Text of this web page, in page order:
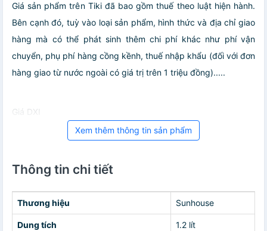
Giá sản phẩm trên Tiki đã bao gồm thuế theo luật hiện hành.
Bên cạnh đó, tuỳ vào loại sản phẩm, hình thức và địa chỉ giao
hàng mà có thể phát sinh thêm chi phí khác như phí vận
chuyển, phụ phí hàng cồng kềnh, thuế nhập khẩu (đối với đơn
hàng giao từ nước ngoài có giá trị trên 1 triệu đồng).....
Giá DXI
Xem thêm thông tin sản phẩm
Thông tin chi tiết
Thương hiệu Sunhouse
Dung tích 1.2 lít